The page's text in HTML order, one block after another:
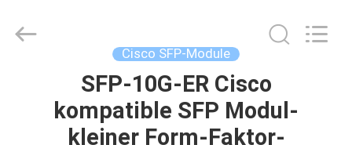
HAUSE
Ltd..
Cisco SFP-Module
SFP-10G-ER Cisco
kompatible SFP Modul-
kleiner Form-Faktor-